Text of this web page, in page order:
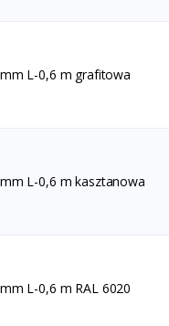
L-0,6 m grafitowa
L-0,6 m kasztanowa
L-0,6 m RAL 6020